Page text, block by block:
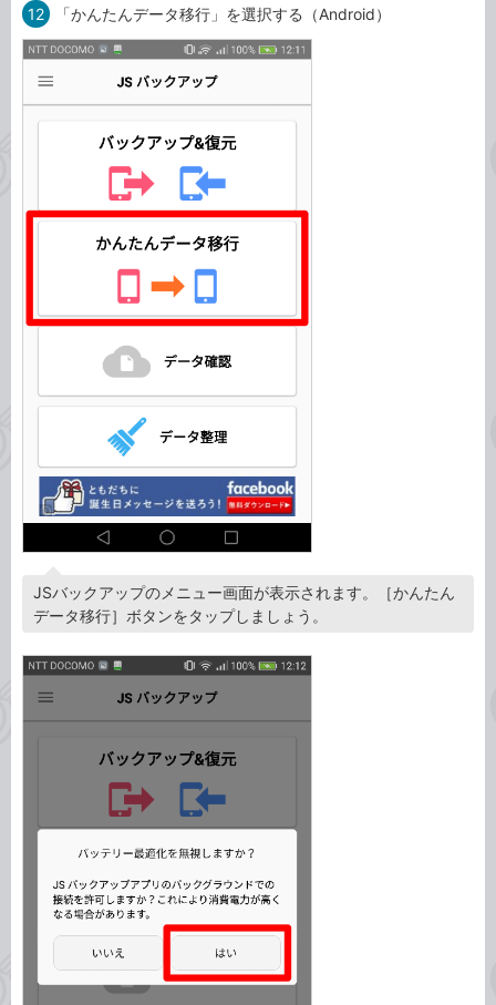
12 「かんたんデータ移行」を選択する（Android）
JSバックアップのメニュー画面が表示されます。［かんたん
データ移行］ボタンをタップしましょう。